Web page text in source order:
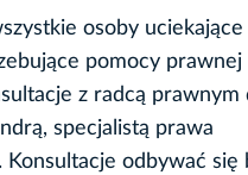
osoby uciekające
pomocy prawnej
z radcą prawnym
specjalistą prawa
Konsultacje odbywać się